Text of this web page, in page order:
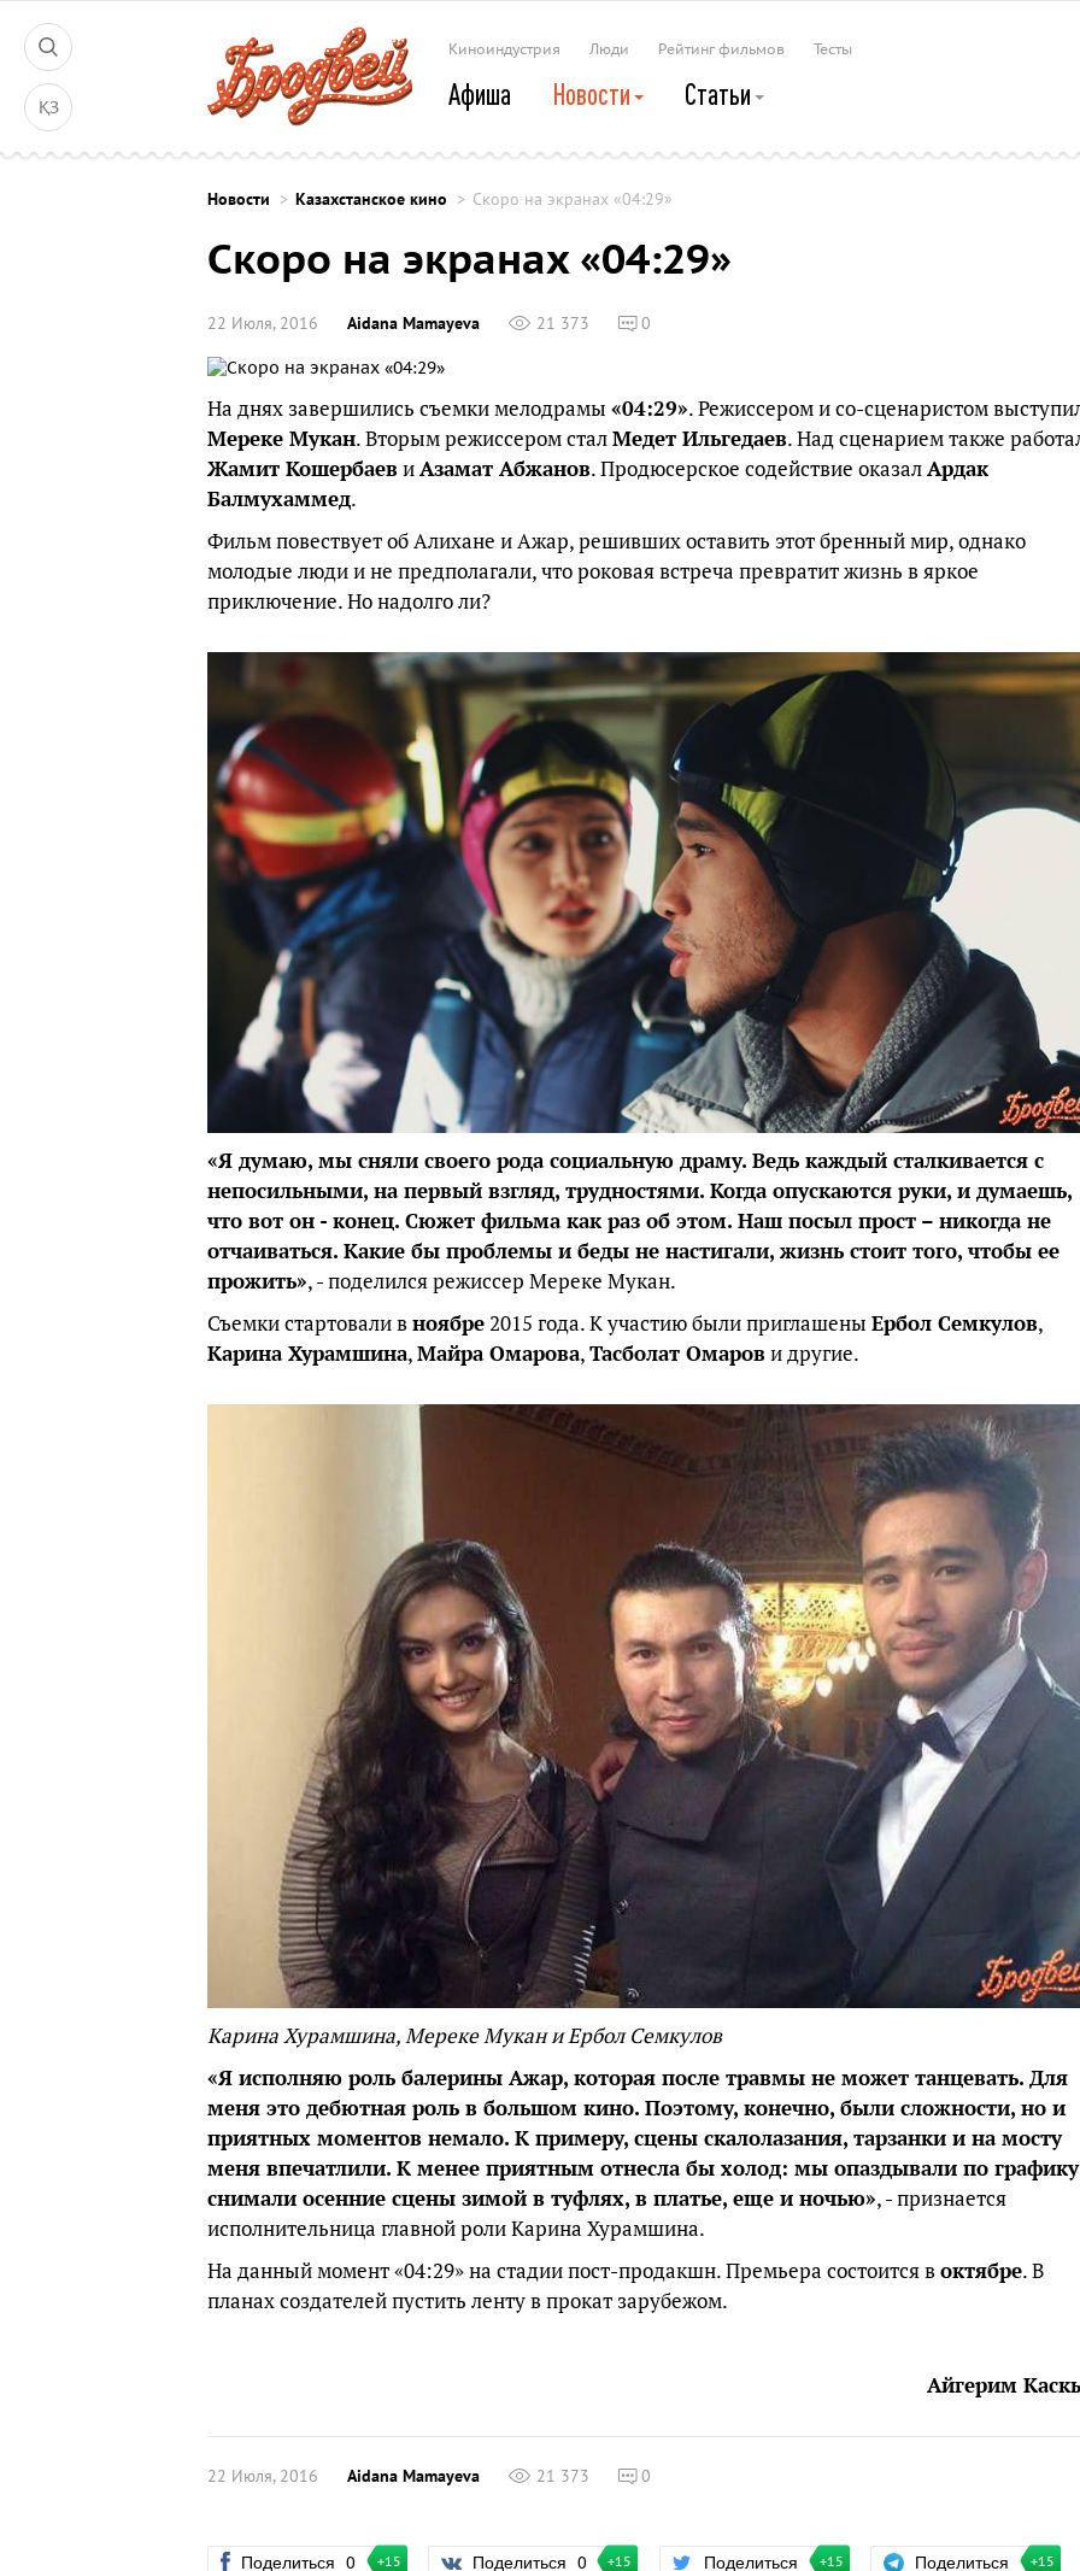
ҚЗ
Киноиндустрия Люди Рейтинг фильмов Тесты
Афиша Новости Статьи
Новости Казахстанское кино Скоро на экранах «04:29»
Скоро на экранах «04:29»
22 Июля, 2016 Aidana Mamayeva 21 373 0
На днях завершились съемки мелодрамы «04:29». Режиссером и со-сценаристом
Мереке Мукан. Вторым режиссером сталМедет Ильгедаев. Над сценарием также
Жамит КошербаевиАзамат Абжанов. Продюсерское содействие оказалАрдак
Балмухаммед.
Фильм повествует об Алихане и Ажар, решивших оставить этот бренный мир, однако
молодые люди и не предполагали, что роковая встреча превратит жизнь в яркое
приключение. Но надолго ли?
«Я думаю, мы сняли своего рода социальную драму. Ведь каждый сталкивается с
непосильными, на первый взгляд, трудностями. Когда опускаются руки, и думаешь,
что вот он - конец. Сюжет фильма как раз об этом. Наш посыл прост – никогда не
отчаиваться. Какие бы проблемы и беды не настигали, жизнь стоит того, чтобы ее
прожить», - поделился режиссер Мереке Мукан.
Съемки стартовали вноябре2015 года. К участию были приглашены Ербол Семкулов,
Карина Хурамшина,Майра Омарова,Тасболат Омарови другие.
Карина Хурамшина, Мереке Мукан и Ербол Семкулов
«Я исполняю роль балерины Ажар, которая после травмы не может танцевать. Для
меня это дебютная роль в большом кино. Поэтому, конечно, были сложности, но и
приятных моментов немало. К примеру, сцены скалолазания, тарзанки и на мосту
меня впечатлили. К менее приятным отнесла бы холод: мы опаздывали по
снимали осенние сцены зимой в туфлях, в платье, еще и ночью», - признается
исполнительница главной роли Карина Хурамшина.
На данный момент «04:29» на стадии пост-продакшн. Премьера состоится воктябре. В
планах создателей пустить ленту в прокат зарубежом.
Айгерим
22 Июля, 2016 Aidana Mamayeva 21 373 0
Поделиться 0 +15 Поделиться 0 +15 Поделиться +15 Поделиться +15